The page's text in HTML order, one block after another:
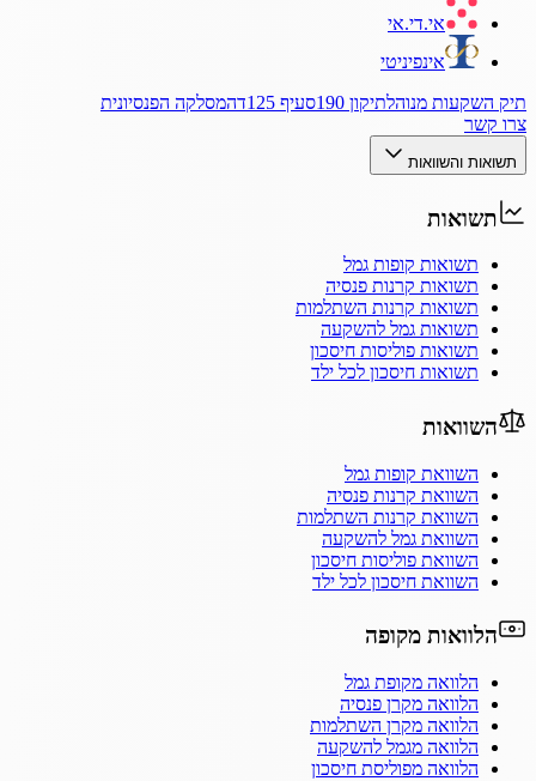
אי.די.אי
אינפיניטי
תיק השקעות מנוהלתיקון 190 סעיף 125ד
המסלקה הפנסיונית
צרו קשר
תשואות והשוואות
תשואות
תשואות קופות גמל
תשואות קרנות פנסיה
תשואות קרנות השתלמות
תשואות גמל להשקעה
תשואות פוליסות חיסכון
תשואות חיסכון לכל ילד
השוואות
השוואת קופות גמל
השוואת קרנות פנסיה
השוואת קרנות השתלמות
השוואת גמל להשקעה
השוואת פוליסות חיסכון
השוואת חיסכון לכל ילד
הלוואות מקופה
הלוואה מקופת גמל
הלוואה מקרן פנסיה
הלוואה מקרן השתלמות
הלוואה מגמל להשקעה
הלוואה מפוליסת חיסכון